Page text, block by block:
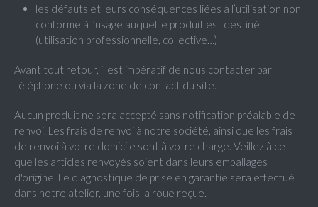
les défauts et leurs conséquences liées à l’utilisation non
conforme à l’usage auquel le produit est destiné
(utilisation professionnelle, collective…)
Avant tout retour, il est impératif de nous contacter par
téléphone ou via la zone de contact du site.
Aucun produit ne sera accepté sans notification préalable de
renvoi. Les frais de renvoi à notre société, ainsi que les frais
de renvoi à votre domicile sont à votre charge. Veillez à ce
que les articles renvoyés soient dans leurs emballages
d'origine. Le diagnostique de prise en garantie sera effectué
dans notre atelier, une fois la roue reçue.